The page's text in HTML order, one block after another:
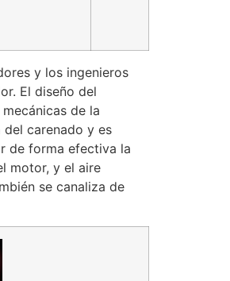
y los ingenieros
El diseño del
de la
carenado y es
de forma efectiva la
motor, y el aire
se canaliza de